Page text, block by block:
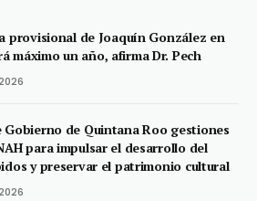
provisional de Joaquín González en
máximo un año, afirma Dr. Pech
Gobierno de Quintana Roo gestiones
para impulsar el desarrollo del
y preservar el patrimonio cultural